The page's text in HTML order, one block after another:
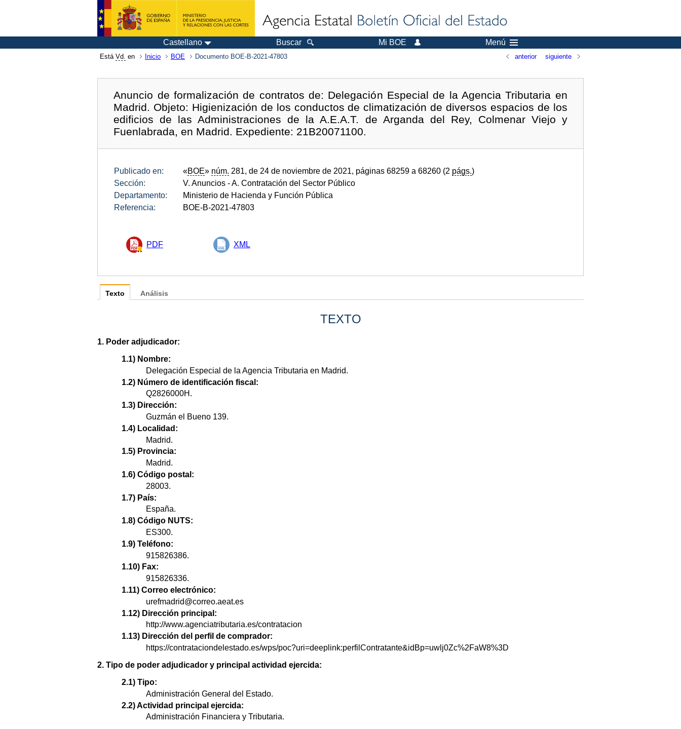
Castellano Buscar Mi BOE Menú
Está Vd. en Inicio BOE Documento BOE-B-2021-47803 anterior siguiente
Anuncio de formalización de contratos de: Delegación Especial de la Agencia Tributaria en
Madrid. Objeto: Higienización de los conductos de climatización de diversos espacios de los
edificios de las Administraciones de la A.E.A.T. de Arganda del Rey, Colmenar Viejo y
Fuenlabrada, en Madrid. Expediente: 21B20071100.
Publicado en: «BOE» núm. 281, de 24 de noviembre de 2021, páginas 68259 a 68260 (2 págs.)
Sección:
V. Anuncios - A. Contratación del Sector Público
Departamento:
Ministerio de Hacienda y Función Pública
Referencia:
BOE-B-2021-47803
PDF XML
Texto
TEXTO
1. Poder adjudicador:
1.1) Nombre:
Delegación Especial de la Agencia Tributaria en Madrid.
1.2) Número de identificación fiscal:
Q2826000H.
1.3) Dirección:
Guzmán el Bueno 139.
1.4) Localidad:
Madrid.
1.5) Provincia:
Madrid.
1.6) Código postal:
28003.
1.7) País:
España.
1.8) Código NUTS:
ES300.
1.9) Teléfono:
915826386.
1.10) Fax:
915826336.
1.11) Correo electrónico:
urefmadrid@correo.aeat.es
1.12) Dirección principal:
http://www.agenciatributaria.es/contratacion
1.13) Dirección del perfil de comprador:
https://contrataciondelestado.es/wps/poc?uri=deeplink:perfilContratante&idBp=uwlj0Zc%2FaW8%3D
2. Tipo de poder adjudicador y principal actividad ejercida:
2.1) Tipo:
Administración General del Estado.
2.2) Actividad principal ejercida:
Administración Financiera y Tributaria.
Análisis